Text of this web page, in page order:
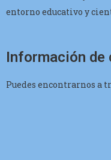
entorno educativo y
Información de
Puedes encontrarnos a